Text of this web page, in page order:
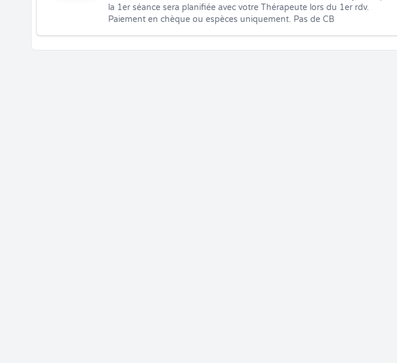
la 1er séance sera planifiée avec votre Thérapeute lors du 1er rdv.
Paiement en chèque ou espèces uniquement. Pas de CB